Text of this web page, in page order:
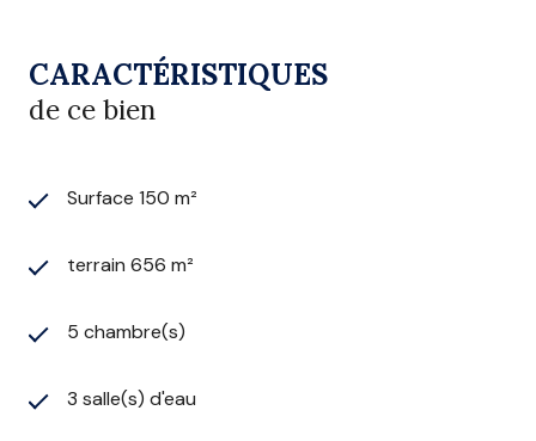
CARACTÉRISTIQUES
de ce bien
Surface 150 m²
terrain 656 m²
5 chambre(s)
3 salle(s) d'eau